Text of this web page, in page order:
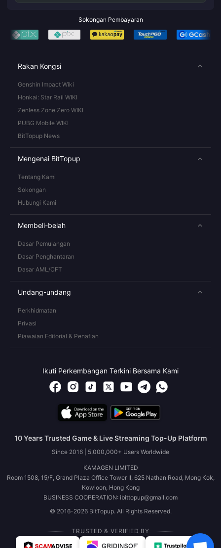
Sokongan Pembayaran
Rakan Kongsi
Genshin Impact Wiki
Honkai: Star Rail WIKI
Zenless Zone Zero WIKI
PUBG Mobile WIKI
BitTopup News
Mengenai BitTopup
Tentang Kami
Sokongan
Hubungi Kami
Membeli-belah
Dasar Pemulangan
Dasar Penghantaran
Dasar AML/CFT
Undang-undang
Perkhidmatan
Privasi
Piawaian Editorial & Penafian
Ikuti Perkembangan Terkini Bersama Kami
10 Years Trusted Game & Live Streaming Top-Up Platform
Since 2016 | 5,000,000+ Users Worldwide
KAMAGEN LIMITED
Room 1508, 15/F, Grand Plaza Office Tower II, 625 Nathan Road, Mong Kok,
Kowloon, Hong Kong
BUSINESS COOPERATION: ibittopup@gmail.com
© 2016-2026 BitTopup. All Rights Reserved.
TRUSTED & VERIFIED BY